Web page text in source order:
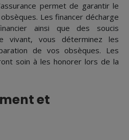
permet de garantir le
Les financer décharge
ainsi que des soucis
vivant, vous déterminez les
de vos obsèques. Les
soin à les honorer lors de la
et